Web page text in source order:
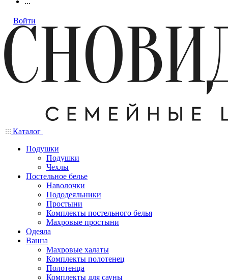
Войти
Каталог
Подушки
Подушки
Чехлы
Постельное белье
Наволочки
Пододеяльники
Простыни
Комплекты постельного белья
Махровые простыни
Одеяла
Ванна
Махровые халаты
Комплекты полотенец
Полотенца
Комплекты для сауны